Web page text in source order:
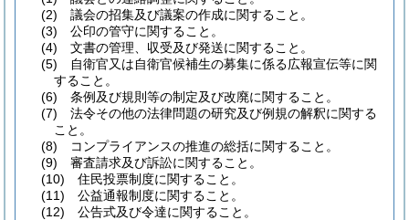
(2)
議会の招集及び議案の作成に関すること。
(3)
公印の管守に関すること。
(4)
文書の管理、収受及び発送に関すること。
(5)
自衛官又は自衛官候補生の募集に係る広報宣伝等に関
すること。
(6)
条例及び規則等の制定及び改廃に関すること。
(7)
法令その他の法律問題の研究及び例規の解釈に関する
こと。
(8)
コンプライアンスの推進の総括に関すること。
(9)
審査請求及び訴訟に関すること。
(10)
住民投票制度に関すること。
(11)
公益通報制度に関すること。
(12)
公告式及び令達に関すること。